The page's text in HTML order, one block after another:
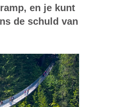
en je kunt
de schuld van